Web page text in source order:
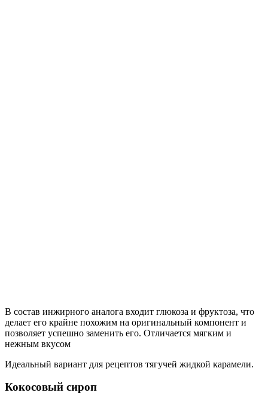
В состав инжирного аналога входит глюкоза и фруктоза, что
делает его крайне похожим на оригинальный компонент и
позволяет успешно заменить его. Отличается мягким и
нежным вкусом
Идеальный вариант для рецептов тягучей жидкой карамели.
Кокосовый сироп